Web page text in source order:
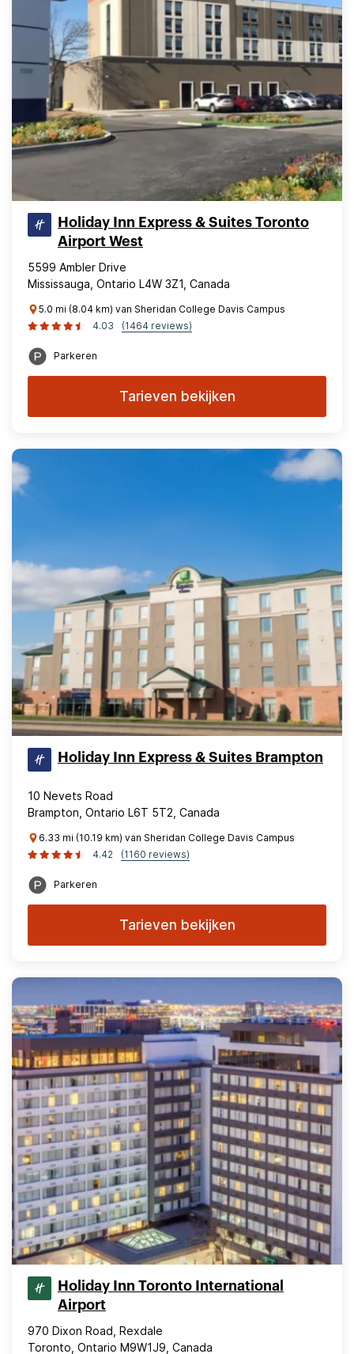
Holiday Inn Express & Suites Toronto
Airport West
5599 Ambler Drive
Mississauga, Ontario L4W 3Z1, Canada
5.0 mi (8.04 km) van Sheridan College Davis Campus
4.03
(1464 reviews)
Parkeren
Tarieven bekijken
Holiday Inn Express & Suites Brampton
10 Nevets Road
Brampton, Ontario L6T 5T2, Canada
6.33 mi (10.19 km) van Sheridan College Davis Campus
4.42
(1160 reviews)
Parkeren
Tarieven bekijken
Holiday Inn Toronto International
Airport
970 Dixon Road, Rexdale
Toronto, Ontario M9W1J9, Canada